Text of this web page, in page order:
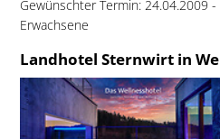
Gewünschter Termin: 24.04.2009
Erwachsene
Landhotel Sternwirt in